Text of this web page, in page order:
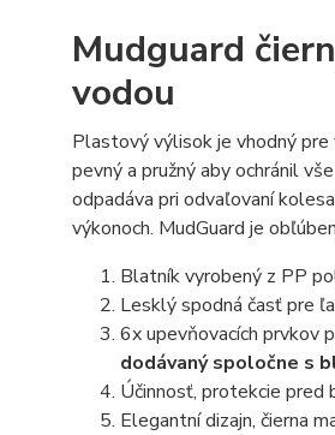
Mudguard
vodou
Plastový výlisok je vhodný
pevný a pružný aby ochránil
odpadáva pri odvaľovaní
výkonoch. MudGuard je
Blatník vyrobený z PP
Lesklý spodná časť pre
6x upevňovacích prvkov
dodávaný spoločne s
Účinnosť, protekcie pred
Elegantní dizajn, čierna